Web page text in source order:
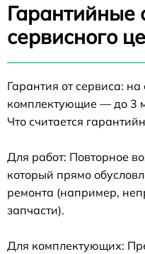
Гарантийные
сервисного
Гарантия от сервиса:
комплектующие — до 3
Что считается
Для работ: Повторное
который прямо
ремонта (например,
запчасти).
Для комплектующих: